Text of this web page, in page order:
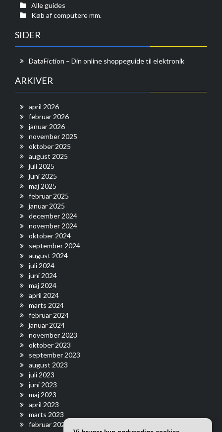
Alle guides
Køb af computere mm.
SIDER
DataFiction – Din online shoppeguide til elektronik
ARKIVER
april 2026
februar 2026
januar 2026
november 2025
oktober 2025
august 2025
juli 2025
juni 2025
maj 2025
februar 2025
januar 2025
december 2024
november 2024
oktober 2024
september 2024
august 2024
juli 2024
juni 2024
maj 2024
april 2024
marts 2024
februar 2024
januar 2024
november 2023
oktober 2023
september 2023
august 2023
juli 2023
juni 2023
maj 2023
april 2023
marts 2023
februar 2023